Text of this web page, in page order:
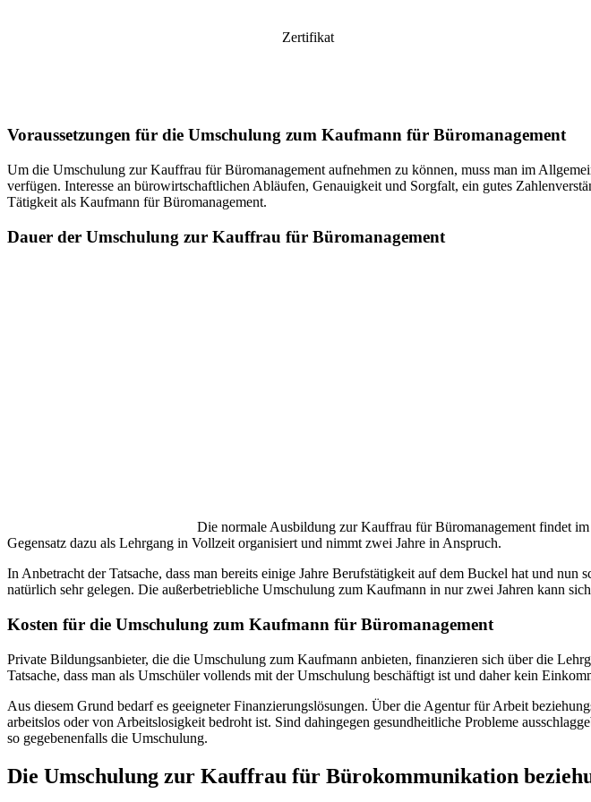
Zertifikat
Voraussetzungen für die Umschulung zum Kaufmann für Büromanagement
Um die Umschulung zur Kauffrau für Büromanagement aufnehmen zu können, muss man im
verfügen. Interesse an bürowirtschaftlichen Abläufen, Genauigkeit und Sorgfalt, ein gutes
Tätigkeit als Kaufmann für Büromanagement.
Dauer der Umschulung zur Kauffrau für Büromanagement
Die normale Ausbildung zur Kauffrau für Büromanagement findet
Gegensatz dazu als Lehrgang in Vollzeit organisiert und nimmt zwei Jahre in Anspruch.
In Anbetracht der Tatsache, dass man bereits einige Jahre Berufstätigkeit auf dem Buckel hat und
natürlich sehr gelegen. Die außerbetriebliche Umschulung zum Kaufmann in nur zwei Jahren kann
Kosten für die Umschulung zum Kaufmann für Büromanagement
Private Bildungsanbieter, die die Umschulung zum Kaufmann anbieten, finanzieren sich über die
Tatsache, dass man als Umschüler vollends mit der Umschulung beschäftigt ist und daher kein
Aus diesem Grund bedarf es geeigneter Finanzierungslösungen. Über die Agentur für Arbeit
arbeitslos oder von Arbeitslosigkeit bedroht ist. Sind dahingegen gesundheitliche Probleme
so gegebenenfalls die Umschulung.
Die Umschulung zur Kauffrau für Bürokommunikation